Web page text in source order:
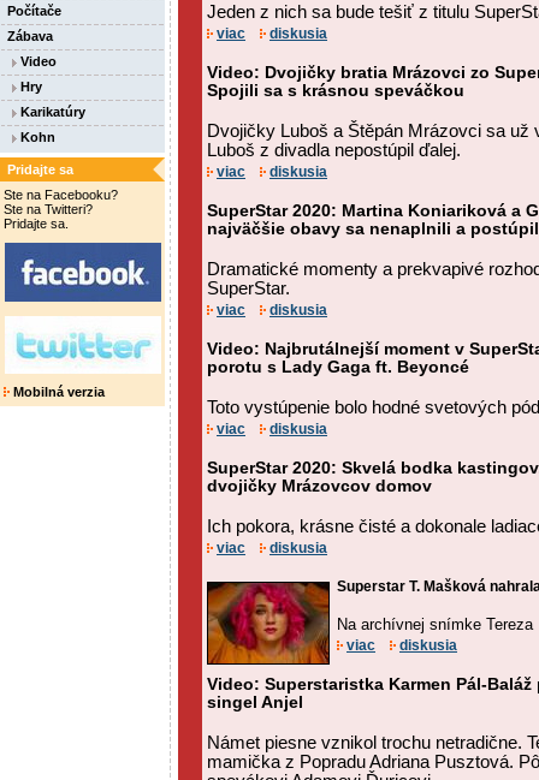
Počítače
Zábava
Video
Hry
Karikatúry
Kohn
Pridajte sa
Ste na Facebooku?
Ste na Twitteri?
Pridajte sa.
Mobilná verzia
Jeden z nich sa bude tešiť z titulu
viac diskusia
Video: Dvojičky bratia Mrázovci zo
Spojili sa s krásnou speváčkou
Dvojičky Luboš a Štěpán Mrázovci sa už
Luboš z divadla nepostúpil ďalej.
viac diskusia
SuperStar 2020: Martina Koniariková a
najväčšie obavy sa nenaplnili a
Dramatické momenty a prekvapivé
SuperStar.
viac diskusia
Video: Najbrutálnejší moment v
porotu s Lady Gaga ft. Beyoncé
Toto vystúpenie bolo hodné svetových
viac diskusia
SuperStar 2020: Skvelá bodka
dvojičky Mrázovcov domov
Ich pokora, krásne čisté a dokonale
viac diskusia
Superstar T. Mašková
Na archívnej snímke Tereza
viac diskusia
Video: Superstaristka Karmen Pál-
singel Anjel
Námet piesne vznikol trochu netradične.
mamička z Popradu Adriana Pusztová.